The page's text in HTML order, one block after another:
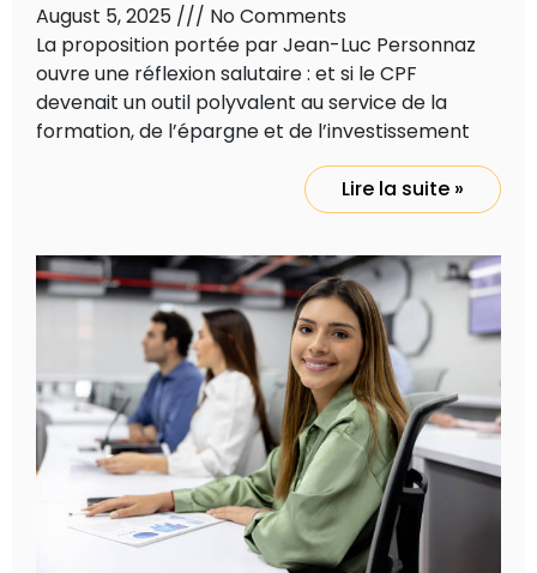
August 5, 2025
No Comments
La proposition portée par Jean-Luc Personnaz
ouvre une réflexion salutaire : et si le CPF
devenait un outil polyvalent au service de la
formation, de l’épargne et de l’investissement
Lire la suite »